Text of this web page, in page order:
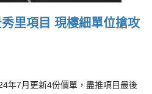
秀里項目 現樓細單位搶攻
年7月更新4份價單，盡推項目最後